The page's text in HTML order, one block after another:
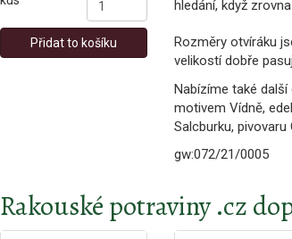
Přidat to košíku
hledání, když
Rozměry otvíráku
velikostí dobře
Nabízíme také
motivem Vídně,
Salcburku, pivovaru
gw:072/21/0005
Rakouské potraviny .cz